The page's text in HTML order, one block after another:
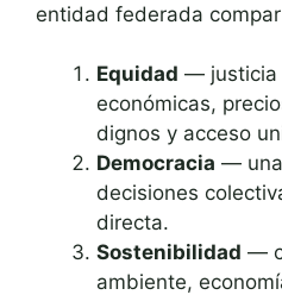
entidad federada
Equidad — justicia
económicas,
dignos y acceso
Democracia — una
decisiones
directa.
Sostenibilidad —
ambiente,